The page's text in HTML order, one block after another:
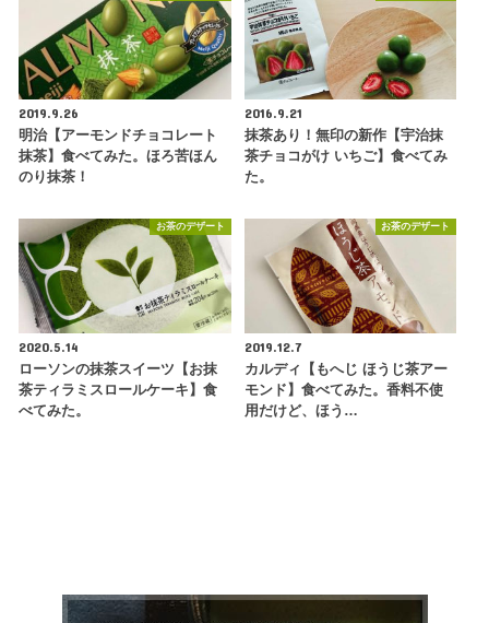
2019.9.26
明治【アーモンドチョコレート
抹茶】食べてみた。ほろ苦ほん
のり抹茶！
2016.9.21
抹茶あり！無印の新作【宇治抹
茶チョコがけ いちご】食べてみ
た。
お茶のデザート
2020.5.14
ローソンの抹茶スイーツ【お抹
茶ティラミスロールケーキ】食
べてみた。
お茶のデザート
2019.12.7
カルディ【もへじ ほうじ茶アー
モンド】食べてみた。香料不使
用だけど、ほう…